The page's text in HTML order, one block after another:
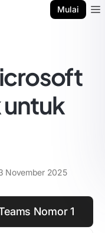
Mulai
untuk
November 2025
Nomor 1